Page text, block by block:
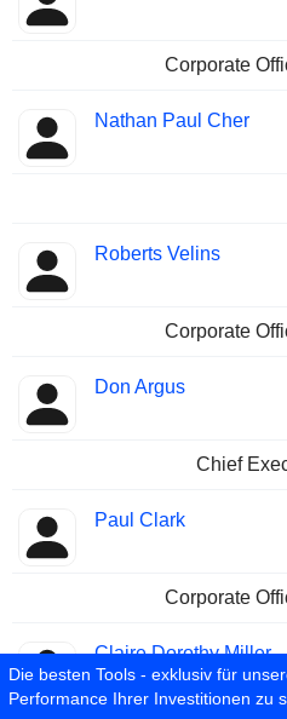
Corporate
Nathan Paul Cher
Roberts Velins
Corporate
Don Argus
Chief
Paul Clark
Corporate
Claire Dorothy Miller
Die besten Tools - exklusiv für
Performance Ihrer Investitionen zu